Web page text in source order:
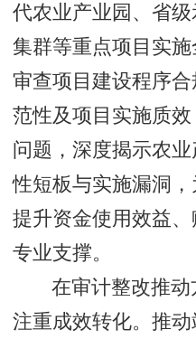
代农业产业园、省
集群等重点项目实
审查项目建设程序
范性及项目实施质
问题，深度揭示农
性短板与实施漏洞，
提升资金使用效益
专业支撑。
在审计整改推动
注重成效转化。推动